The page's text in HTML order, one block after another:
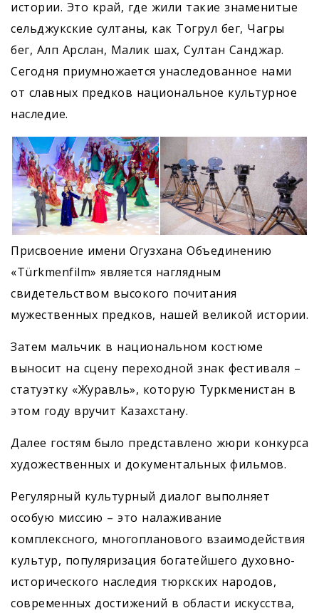
истории. Это край, где жили такие знаменитые
сельджукские султаны, как Тогрул бег, Чагры
бег, Алп Арслан, Малик шах, Султан Санджар.
Сегодня приумножается унаследованное нами
от славных предков национальное культурное
наследие.
Присвоение имени Огузхана Объединению
«Türkmenfilm» является наглядным
свидетельством высокого почитания
мужественных предков, нашей великой истории.
Затем мальчик в национальном костюме
выносит на сцену переходной знак фестиваля –
статуэтку «Журавль», которую Туркменистан в
этом году вручит Казахстану.
Далее гостям было представлено жюри конкурса
художественных и документальных фильмов.
Регулярный культурный диалог выполняет
особую миссию – это налаживание
комплексного, многопланового взаимодействия
культур, популяризация богатейшего духовно-
исторического наследия тюркских народов,
современных достижений в облас­ти искусства,